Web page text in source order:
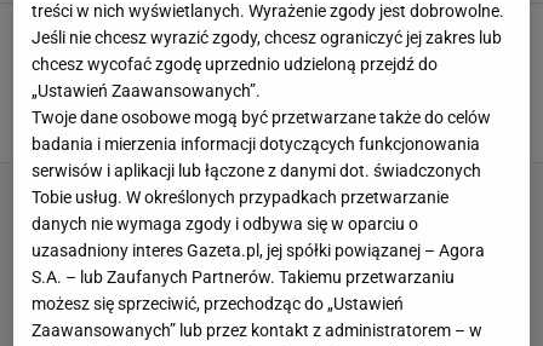
Internet aż huczy, a wszystko przez ten filmik.
Polubiły go 3 mln osób. Taki sam nagrała
polska influencerka
IW, W materiale zamieszczono linki i grafiki
reklamowe,
24 WRZEŚNIA 2024, 19:09
treści w nich wyświetlanych. Wyrażenie zgody jest dobrowolne.
Jeśli nie chcesz wyrazić zgody, chcesz ograniczyć jej zakres lub
chcesz wycofać zgodę uprzednio udzieloną przejdź do
„Ustawień Zaawansowanych”.
Twoje dane osobowe mogą być przetwarzane także do celów
badania i mierzenia informacji dotyczących funkcjonowania
serwisów i aplikacji lub łączone z danymi dot. świadczonych
Tobie usług. W określonych przypadkach przetwarzanie
danych nie wymaga zgody i odbywa się w oparciu o
uzasadniony interes Gazeta.pl, jej spółki powiązanej – Agora
S.A. – lub Zaufanych Partnerów. Takiemu przetwarzaniu
możesz się sprzeciwić, przechodząc do „Ustawień
Zaawansowanych” lub przez kontakt z administratorem – w